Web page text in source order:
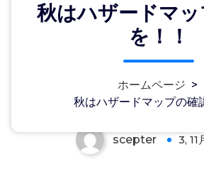
秋はハザードマ
を！！
ホームページ >
秋はハザードマップの確
scepter 3,